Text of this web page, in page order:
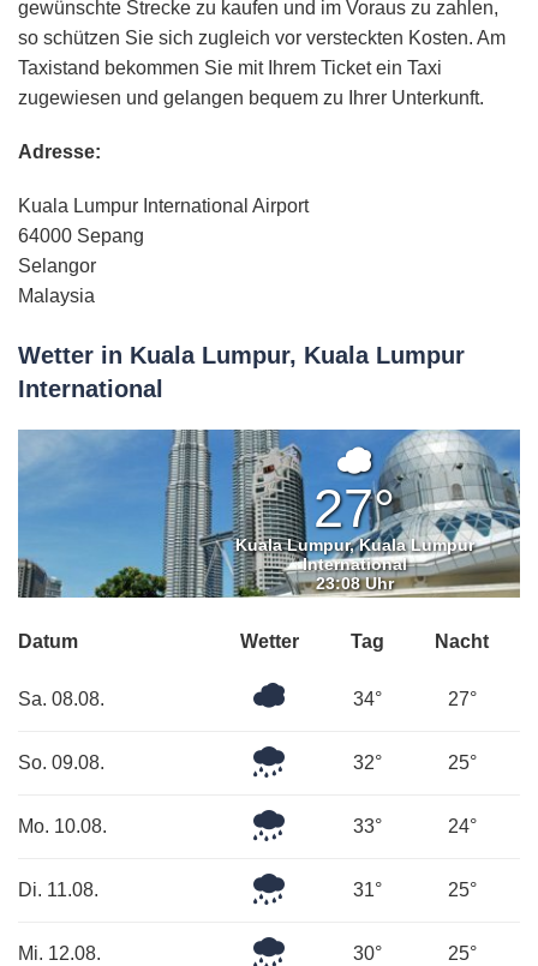
gewünschte Strecke zu kaufen und im Voraus zu zahlen,
so schützen Sie sich zugleich vor versteckten Kosten. Am
Taxistand bekommen Sie mit Ihrem Ticket ein Taxi
zugewiesen und gelangen bequem zu Ihrer Unterkunft.
Adresse:
Kuala Lumpur International Airport
64000 Sepang
Selangor
Malaysia
Wetter in Kuala Lumpur, Kuala Lumpur
International
Bedeckt
27°
Kuala Lumpur, Kuala Lumpur
International
23:08 Uhr
Datum Wetter Tag Nacht
Sa. 08.08.
Überwiegend
34° 27°
So. 09.08.
Mäßiger32° 25°
Mo. 10.08. 33° 24°
Di. 11.08. 31° 25°
Mi. 12.08.
Mäßiger30° 25°